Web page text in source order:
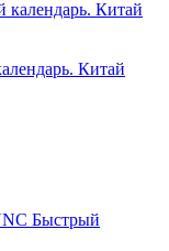
Китай
Быстрый